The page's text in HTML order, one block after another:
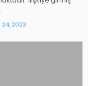
2023